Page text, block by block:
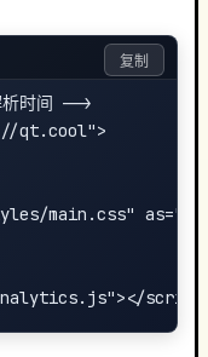
析时间 -->
qt.cool">
main.css"
复制